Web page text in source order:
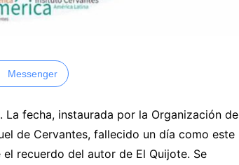
Messenger
fecha, instaurada por la Organización de
de Cervantes, fallecido un día como este
recuerdo del autor de El Quijote. Se